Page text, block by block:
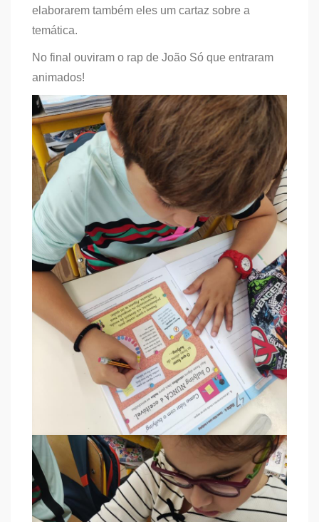
elaborarem também eles um cartaz sobre a
temática.
No final ouviram o rap de João Só que entraram
animados!